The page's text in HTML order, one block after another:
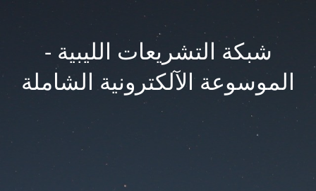
شبكة التشريعات الليبية -
الموسوعة الآلكترونية الشاملة